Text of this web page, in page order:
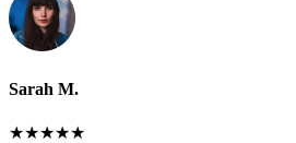
Sarah M.
★★★★★